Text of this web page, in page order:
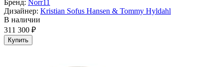
Бренд: Norr11
Дизайнер: Kristian Sofus Hansen & Tommy Hyldahl
В наличии
311 300 ₽
Купить